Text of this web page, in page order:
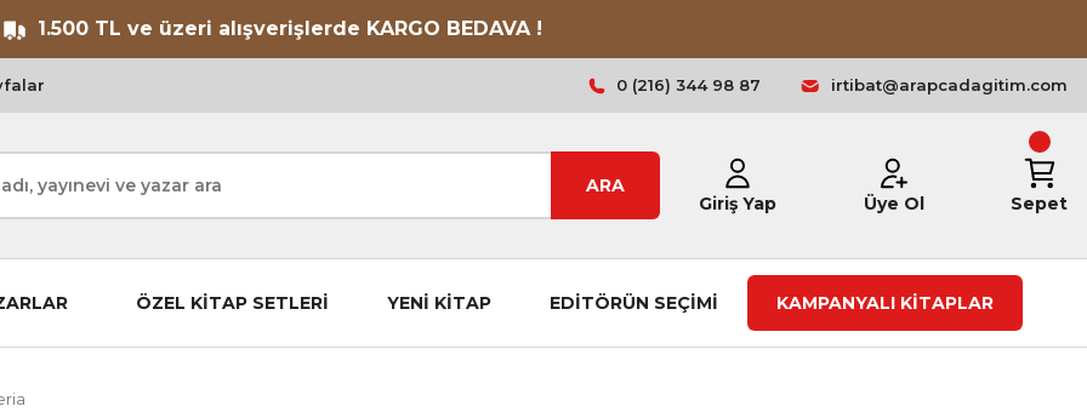
1.500 TL ve üzeri alışverişlerde KARGO BEDAVA !
0 (216) 344 98 87 irtibat@arapcadagitim.com
ARA
Giriş Yap
Üye Ol Sepet
ÖZEL KİTAP SETLERİ YENİ KİTAP EDİTÖRÜN SEÇİMİ KAMPANYALI KİTAPLAR